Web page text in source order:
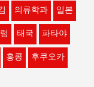
의류학과
일본
태국
파타야
홍콩 후쿠오카